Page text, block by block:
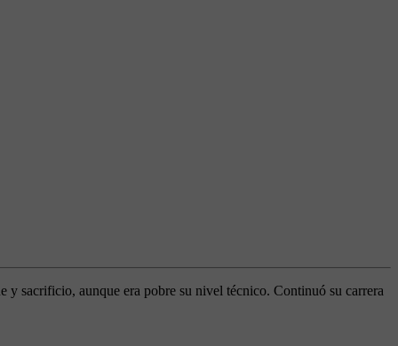
sacrificio, aunque era pobre su nivel técnico. Continuó su carrera